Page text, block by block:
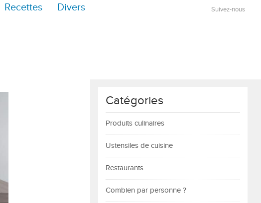
Recettes Divers Suivez-nous
Catégories
Produits culinaires
Ustensiles de cuisine
Restaurants
Combien par personne ?